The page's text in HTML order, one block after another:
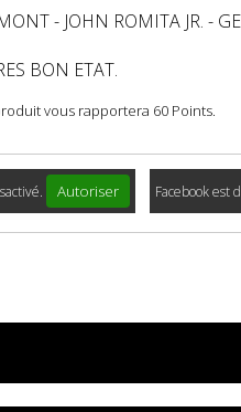
- JOHN ROMITA JR. -
BON ETAT.
vous rapportera 60 Points.
Autoriser Facebook est